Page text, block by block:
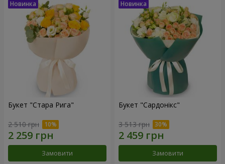
Букет "Стара Рига"
2 510 грн
Замовити
Букет "Сардонікс"
3 513 грн
Замовити